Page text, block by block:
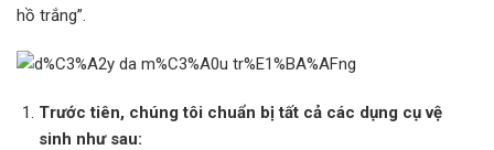
hồ trắng”.
Trước tiên, chúng tôi chuẩn bị tất cả các dụng cụ vệ
sinh như sau: